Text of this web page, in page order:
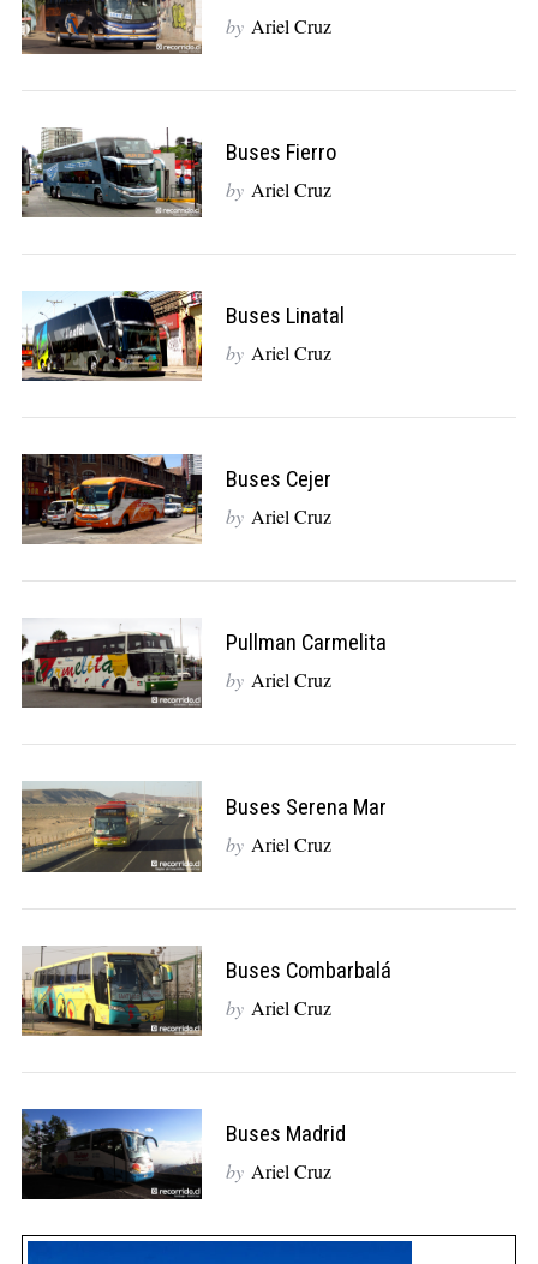
by Ariel Cruz
Buses Fierro
by Ariel Cruz
Buses Linatal
by Ariel Cruz
Buses Cejer
by Ariel Cruz
Pullman Carmelita
by Ariel Cruz
Buses Serena Mar
by Ariel Cruz
Buses Combarbalá
by Ariel Cruz
Buses Madrid
by Ariel Cruz